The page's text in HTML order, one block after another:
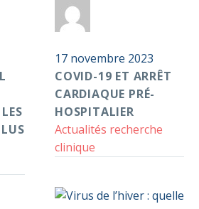
19
et
cardiaque
pré-
hospitalier
17 novembre 2023
COVID-19 ET ARRÊT
CARDIAQUE PRÉ-
HOSPITALIER
Actualités recherche
clinique